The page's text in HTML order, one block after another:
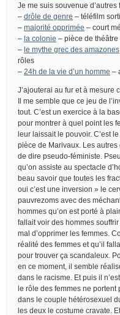
Je me suis souvenue
– drôle de genre – téléfilm
– majorité opprimée – court
– la colonie – pièce de
– le mythe grec des amazones
rôles
– 24h de la vie d’un homme –
J’ajouterai au fur et à mesure
Il me semble que ce jeu de
tout. C’est un exercice à la
pour montrer à quel point les
leur laissait le pouvoir. C’est
pièce de Marivaux. Les
de dire pseudo-féministe.
qu’on assiste au spectacle
beau savoir que toutes les
oui c’est une inversion » le
pauvrezoms avec des
hommes qu’on est porté à
fallait voir des hommes
mal d’opprimer les femmes.
réalité des femmes et qu’il
pour trouver ça scandaleux.
en ce moment, il semble
dans le racisme. Et puis il
le rôle des femmes ne portent
dans le couple hétérosexuel
les deux le costume cravate.